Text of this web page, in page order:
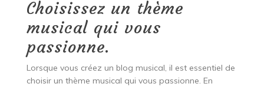
Choisissez un thème
musical qui vous
passionne.
Lorsque vous créez un blog musical, il est essentiel de
choisir un thème musical qui vous passionne. En